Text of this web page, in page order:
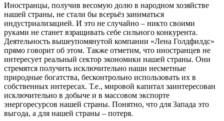
Иностранцы, получив весомую долю в народном хозяйстве
нашей страны, не стали бы всерьёз заниматься
индустриализацией. И это не случайно – никто своими
руками не станет взращивать себе сильного конкурента.
Деятельность вышеупомянутой компании «Лена Голдфилдс»
прямо говорит об этом. Также отметим, что иностранцев не
интересует реальный сектор экономики нашей страны. Они
стремятся получить исключительно наши несметные
природные богатства, бесконтрольно использовать их в
собственных интересах. Т.е., мировой капитал заинтересован
исключительно в добыче и в массовом экспорте
энергоресурсов нашей страны. Понятно, что для Запада это
выгода, а для нашей страны – потеря.